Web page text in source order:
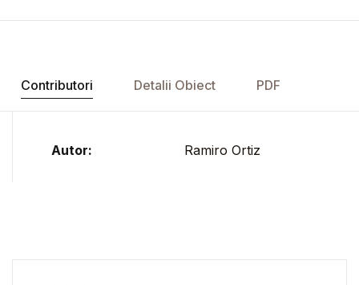
Contributori Detalii Obiect PDF
Autor: Ramiro Ortiz